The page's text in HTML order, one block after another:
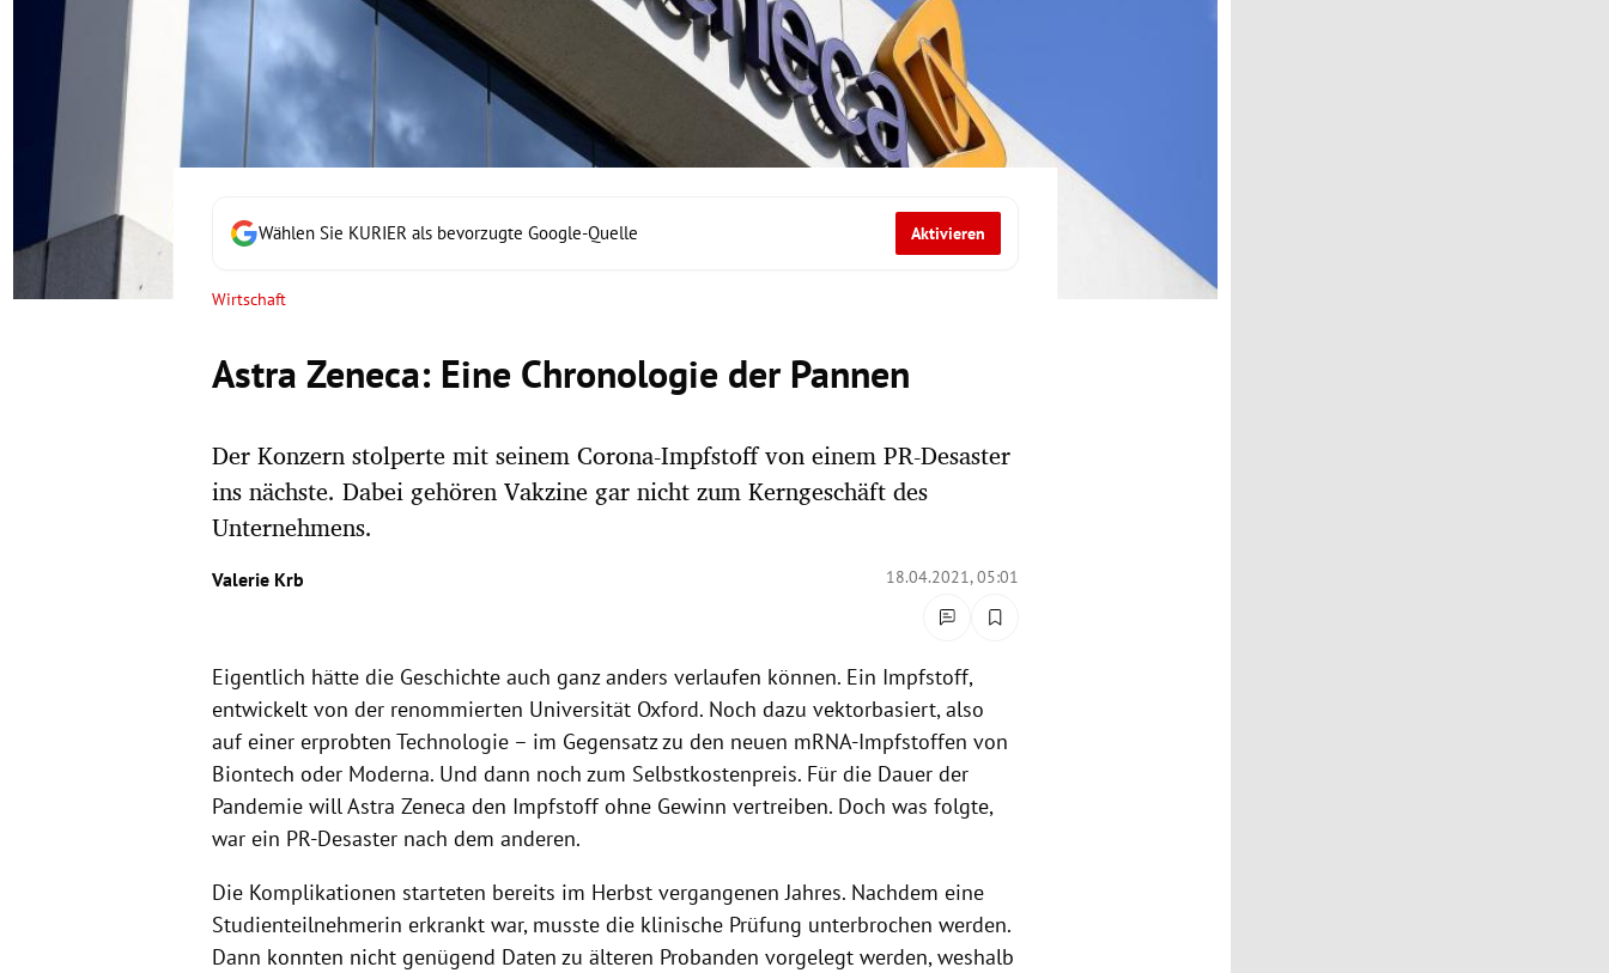
Untermenü
Untermenü
Untermenü
Untermenü
Untermenü
Wählen Sie KURIER als bevorzugte Google-Quelle Aktivieren
Wirtschaft
Astra Zeneca: Eine Chronologie der Pannen
Der Konzern stolperte mit seinem Corona-Impfstoff von einem PR-Desaster
ins nächste. Dabei gehören Vakzine gar nicht zum Kerngeschäft des
Unternehmens.
Valerie Krb 18.04.2021, 05:01
Eigentlich hätte die Geschichte auch ganz anders verlaufen können. Ein Impfstoff,
entwickelt von der renommierten Universität Oxford. Noch dazu vektorbasiert, also
auf einer erprobten Technologie – im Gegensatz zu den neuen mRNA-Impfstoffen von
Biontech oder Moderna. Und dann noch zum Selbstkostenpreis. Für die Dauer der
Pandemie will Astra Zeneca den Impfstoff ohne Gewinn vertreiben. Doch was folgte,
war ein PR-Desaster nach dem anderen.
Die Komplikationen starteten bereits im Herbst vergangenen Jahres. Nachdem eine
Studienteilnehmerin erkrankt war, musste die klinische Prüfung unterbrochen werden.
Dann konnten nicht genügend Daten zu älteren Probanden vorgelegt werden, weshalb